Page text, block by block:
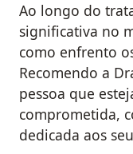
Ao longo do
significativa no
como enfrento
Recomendo a
pessoa que
comprometida,
dedicada aos